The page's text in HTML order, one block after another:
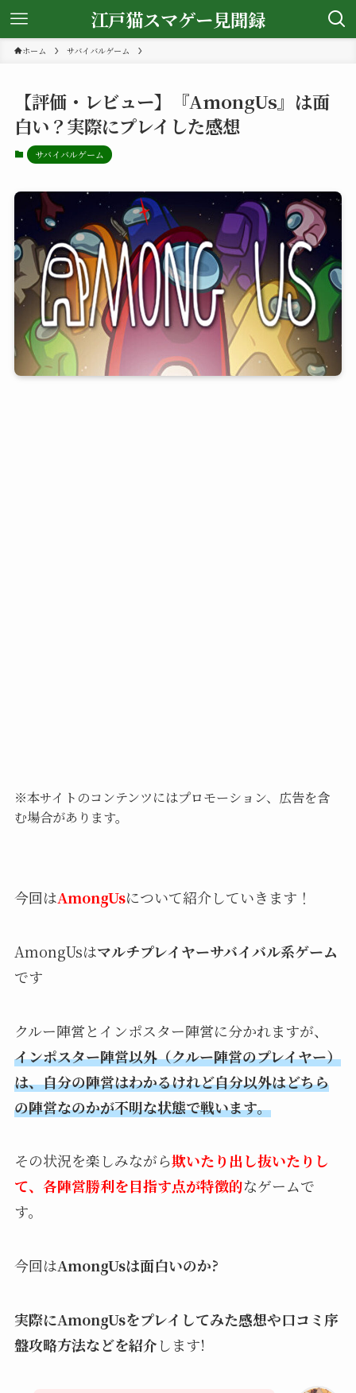
江戸猫スマゲー見聞録
ホーム サバイバルゲーム
【評価・レビュー】『AmongUs』は面
白い？実際にプレイした感想
サバイバルゲーム
※本サイトのコンテンツにはプロモーション、広告を含
む場合があります。
今回はAmongUsについて紹介していきます！
AmongUsはマルチプレイヤーサバイバル系ゲーム
です
クルー陣営とインポスター陣営に分かれますが、
インポスター陣営以外（クルー陣営のプレイヤー）
は、自分の陣営はわかるけれど自分以外はどちら
の陣営なのかが不明な状態で戦います。
その状況を楽しみながら欺いたり出し抜いたりし
て、各陣営勝利を目指す点が特徴的なゲームで
す。
今回はAmongUsは面白いのか?
実際にAmongUsをプレイしてみた感想や口コミ序
盤攻略方法などを紹介します!